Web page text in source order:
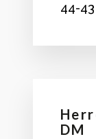
44-
DM